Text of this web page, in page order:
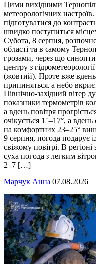
Цими вихідними
метеорологічних
підготуватися до
швидко поступиться
Субота, 8 серпня,
області та в самому
грозами, через що
центру з
(жовтий). Проте вже вдень
припиняться, а небо
Північно-західний вітер
показники термометрів
а вдень повітря
очікується 15–17°, а
на комфортних 23–25°
9 серпня, погода подарує
свіжому повітрі. В
суха погода з легким
2–7 […]
Марчук Анна 07.08.2026